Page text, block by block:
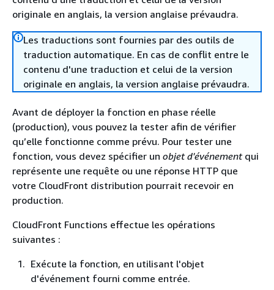
originale en anglais, la version anglaise prévaudra.
Les traductions sont fournies par des outils de
traduction automatique. En cas de conflit entre le
contenu d'une traduction et celui de la version
originale en anglais, la version anglaise prévaudra.
Avant de déployer la fonction en phase réelle
(production), vous pouvez la tester afin de vérifier
qu’elle fonctionne comme prévu. Pour tester une
fonction, vous devez spécifier un objet d'événementqui
représente une requête ou une réponse HTTP que
votre CloudFront distribution pourrait recevoir en
production.
CloudFront Functions effectue les opérations
suivantes :
Exécute la fonction, en utilisant l'objet
d'événement fourni comme entrée.